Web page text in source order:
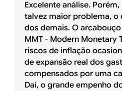
Excelente análise.
talvez maior problema, o
dos demais. O
MMT - Modern Monetary
riscos de inflação
de expansão real dos
compensados por uma
Daí, o grande empenho